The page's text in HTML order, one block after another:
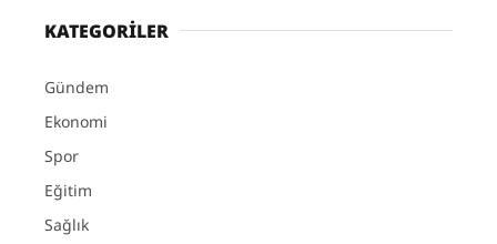
KATEGORİLER
Gündem
Ekonomi
Spor
Eğitim
Sağlık